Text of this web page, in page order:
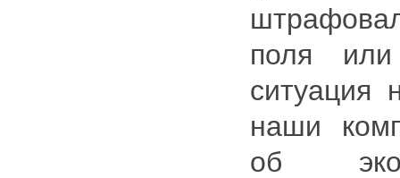
поля
ситуация
наши
об